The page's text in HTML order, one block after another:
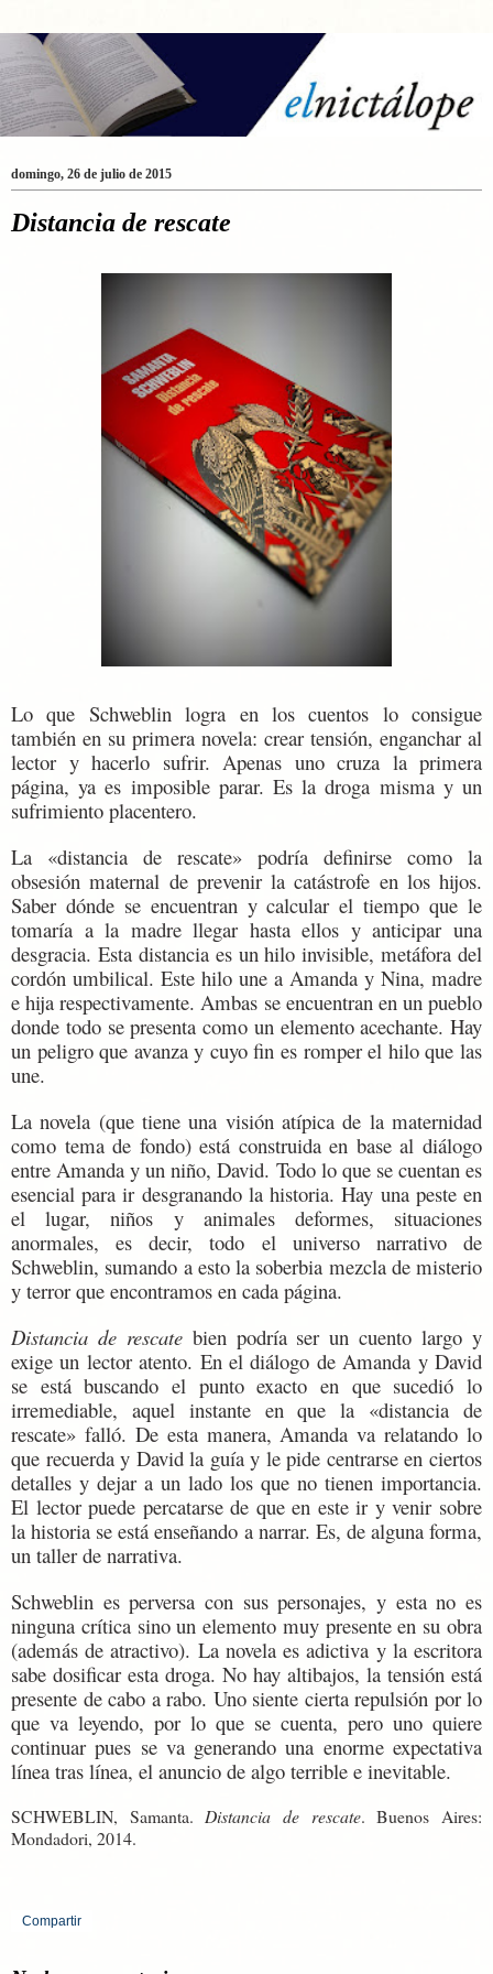
domingo, 26 de julio de 2015
Distancia de rescate
Lo que Schweblin logra en los cuentos lo consigue
también en su primera novela: crear tensión, enganchar al
lector y hacerlo sufrir. Apenas uno cruza la primera
página, ya es imposible parar. Es la droga misma y un
sufrimiento placentero.
La «distancia de rescate» podría definirse como la
obsesión maternal de prevenir la catástrofe en los hijos.
Saber dónde se encuentran y calcular el tiempo que le
tomaría a la madre llegar hasta ellos y anticipar una
desgracia. Esta distancia es un hilo invisible, metáfora del
cordón umbilical. Este hilo une a Amanda y Nina, madre
e hija respectivamente. Ambas se encuentran en un pueblo
donde todo se presenta como un elemento acechante. Hay
un peligro que avanza y cuyo fin es romper el hilo que las
une.
La novela (que tiene una visión atípica de la maternidad
como tema de fondo) está construida en base al diálogo
entre Amanda y un niño, David. Todo lo que se cuentan es
esencial para ir desgranando la historia. Hay una peste en
el lugar, niños y animales deformes, situaciones
anormales, es decir, todo el universo narrativo de
Schweblin, sumando a esto la soberbia mezcla de misterio
y terror que encontramos en cada página.
Distancia de rescatebien podría ser un cuento largo y
exige un lector atento. En el diálogo de Amanda y David
se está buscando el punto exacto en que sucedió lo
irremediable, aquel instante en que la «distancia de
rescate» falló. De esta manera, Amanda va relatando lo
que recuerda y David la guía y le pide centrarse en ciertos
detalles y dejar a un lado los que no tienen importancia.
El lector puede percatarse de que en este ir y venir sobre
la historia se está enseñando a narrar. Es, de alguna forma,
un taller de narrativa.
Schweblin es perversa con sus personajes, y esta no es
ninguna crítica sino un elemento muy presente en su obra
(además de atractivo). La novela es adictiva y la escritora
sabe dosificar esta droga. No hay altibajos, la tensión está
presente de cabo a rabo. Uno siente cierta repulsión por lo
que va leyendo, por lo que se cuenta, pero uno quiere
continuar pues se va generando una enorme expectativa
línea tras línea, el anuncio de algo terrible e inevitable.
SCHWEBLIN, Samanta. Distancia de rescate. Buenos Aires:
Mondadori, 2014.
Compartir